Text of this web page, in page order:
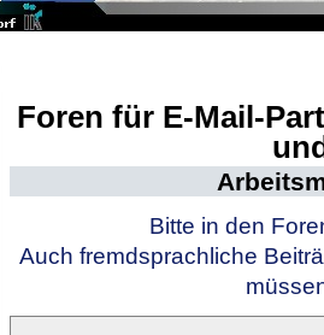
Foren für E-Mail-
Bitte in den
Auch fremdsprachliche